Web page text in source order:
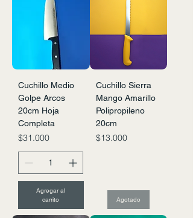
Cuchillo Medio
Golpe Arcos
20cm Hoja
Completa
Precio
$31.000
Agregar al
carrito
Cuchillo Sierra
Mango Amarillo
Polipropileno
20cm
Precio
$13.000
Agotado